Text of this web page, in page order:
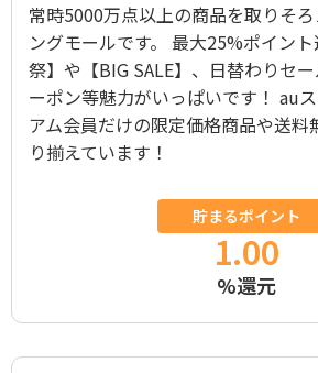
常時5000万点以上の商品を取りそ
ングモールです。 最大25%ポイン
祭】や【BIG SALE】、日替わりセ
ーポン等魅力がいっぱいです！ au
アム会員だけの限定価格商品や送料
り揃えています！
貯まるポイント
1.00
%還元